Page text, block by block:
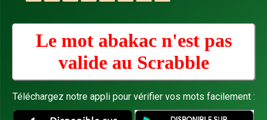
Le mot abakac n'est pas
valide au Scrabble
Téléchargez notre appli pour vérifier vos mots facilement :